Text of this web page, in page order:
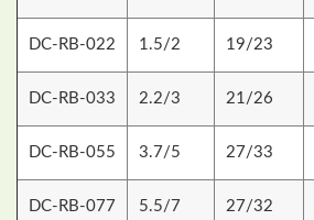
DC-RB-022 1.5/2 19/23
DC-RB-033 2.2/3 21/26
DC-RB-055 3.7/5 27/33
DC-RB-077 5.5/7 27/32